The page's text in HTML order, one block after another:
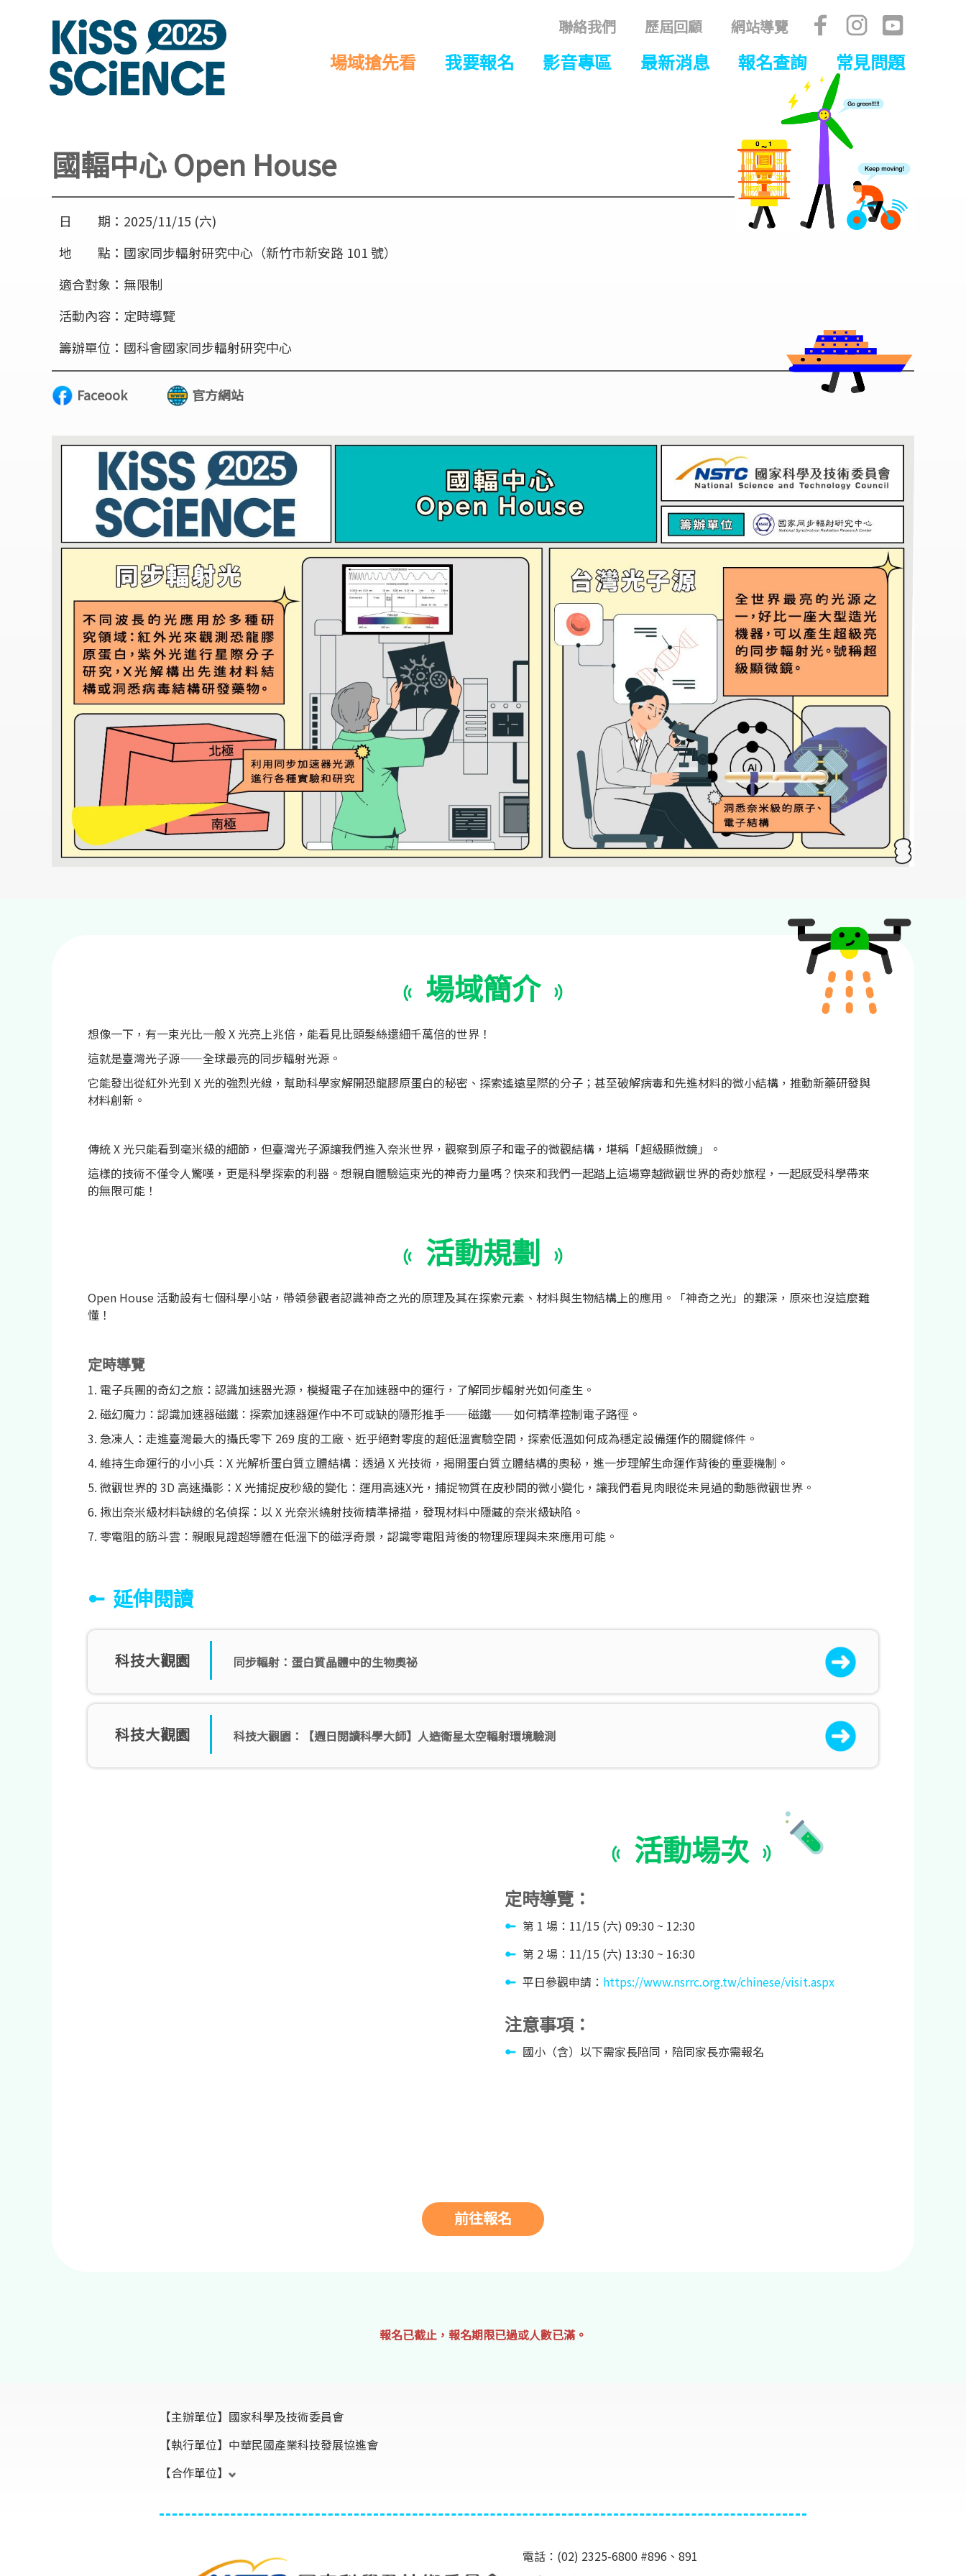
聯絡我們 歷屆回顧 網站導覽
場域搶先看 我要報名 影音專區 最新消息 報名查詢 常見問題
國輻中心 Open House
日 期：2025/11/15 (六)
地 點：國家同步輻射研究中心（新竹市新安路 101 號）
適合對象：無限制
活動內容：定時導覽
籌辦單位：國科會國家同步輻射研究中心
Faceook 官方網站
場域簡介
想像一下，有一束光比一般 X 光亮上兆倍，能看見比頭髮絲還細千萬倍的世界！
這就是臺灣光子源——全球最亮的同步輻射光源。
它能發出從紅外光到 X 光的強烈光線，幫助科學家解開恐龍膠原蛋白的秘密、探索遙遠星際的分子；甚至破解病毒和先進材料的微小結構，推動新藥研發與
材料創新。
傳統 X 光只能看到毫米級的細節，但臺灣光子源讓我們進入奈米世界，觀察到原子和電子的微觀結構，堪稱「超級顯微鏡」。
這樣的技術不僅令人驚嘆，更是科學探索的利器。想親自體驗這束光的神奇力量嗎？快來和我們一起踏上這場穿越微觀世界的奇妙旅程，一起感受科學帶來
的無限可能！
活動規劃
Open House 活動設有七個科學小站，帶領參觀者認識神奇之光的原理及其在探索元素、材料與生物結構上的應用。「神奇之光」的艱深，原來也沒這麼難
懂！
定時導覽
1. 電子兵團的奇幻之旅：認識加速器光源，模擬電子在加速器中的運行，了解同步輻射光如何產生。
2. 磁幻魔力：認識加速器磁鐵：探索加速器運作中不可或缺的隱形推手——磁鐵——如何精準控制電子路徑。
3. 急凍人：走進臺灣最大的攝氏零下 269 度的工廠、近乎絕對零度的超低溫實驗空間，探索低溫如何成為穩定設備運作的關鍵條件。
4. 維持生命運行的小小兵：X 光解析蛋白質立體結構：透過 X 光技術，揭開蛋白質立體結構的奧秘，進一步理解生命運作背後的重要機制。
5. 微觀世界的 3D 高速攝影：X 光捕捉皮秒級的變化：運用高速X光，捕捉物質在皮秒間的微小變化，讓我們看見肉眼從未見過的動態微觀世界。
6. 揪出奈米級材料缺線的名偵探：以 X 光奈米繞射技術精準掃描，發現材料中隱藏的奈米級缺陷。
7. 零電阻的筋斗雲：親眼見證超導體在低溫下的磁浮奇景，認識零電阻背後的物理原理與未來應用可能。
延伸閱讀
科技大觀園 同步輻射：蛋白質晶體中的生物奧祕
科技大觀園 科技大觀園：【週日閱讀科學大師】人造衛星太空輻射環境驗測
活動場次
定時導覽：
第 1 場：11/15 (六) 09:30 ~ 12:30
第 2 場：11/15 (六) 13:30 ~ 16:30
平日參觀申請： https://www.nsrrc.org.tw/chinese/visit.aspx
注意事項：
國小（含）以下需家長陪同，陪同家長亦需報名
前往報名
報名已截止，報名期限已過或人數已滿。
【主辦單位】 國家科學及技術委員會
【執行單位】 中華民國產業科技發展協進會
【合作單位】
電話：(02) 2325-6800 #896、891